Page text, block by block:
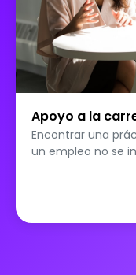
Apoyo a la
Encontrar una
un empleo no se
de tareas
a dominar los
optimizar su CV